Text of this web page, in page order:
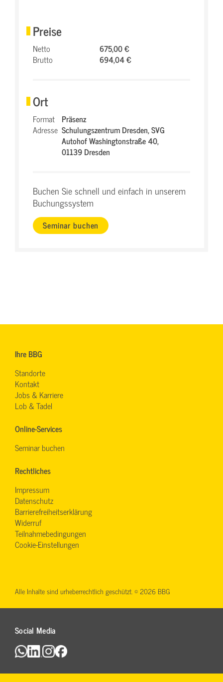
Preise
Netto
675,00 €
Brutto
694,04 €
Ort
Format Präsenz
Adresse Schulungszentrum Dresden,SVG
Autohof Washingtonstraße 40,
01139 Dresden
Buchen Sie schnell und einfach in unserem
Buchungssystem
Seminar buchen
Ihre BBG
Standorte
Kontakt
Jobs & Karriere
Lob & Tadel
Online-Services
Seminar buchen
Rechtliches
Impressum
Datenschutz
Barrierefreiheitserklärung
Widerruf
Teilnahmebedingungen
Cookie-Einstellungen
Social Media
Alle Inhalte sind urheberrechtlich geschützt. © 2026 BBG